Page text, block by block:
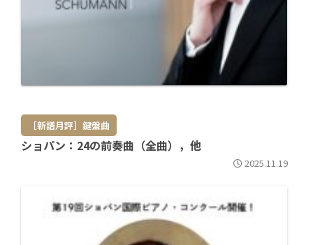
［新譜月評］鍵盤曲
ショパン：24の前奏曲（全曲），他
2025.11.19